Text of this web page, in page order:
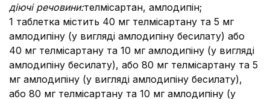
діючі речовини:телмісартан, амлодипін;
1 таблетка містить 40 мг телмісартану та 5 мг
амлодипіну (у вигляді амлодипіну бесилату) або
40 мг телмісартану та 10 мг амлодипіну (у вигляді
амлодипіну бесилату), або 80 мг телмісартану та 5
мг амлодипіну (у вигляді амлодипіну бесилату),
або 80 мг телмісартану та 10 мг амлодипіну (у